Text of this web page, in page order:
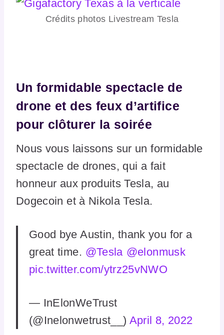
Crédits photos Livestream Tesla
Un formidable spectacle de
drone et des feux d’artifice
pour clôturer la soirée
Nous vous laissons sur un formidable
spectacle de drones, qui a fait
honneur aux produits Tesla, au
Dogecoin et à Nikola Tesla.
Good bye Austin, thank you for a
great time. ⁦ @Tesla⁩ ⁦ @elonmusk
pic.twitter.com/ytrz25vNWO
— InElonWeTrust
(@Inelonwetrust__) April 8, 2022